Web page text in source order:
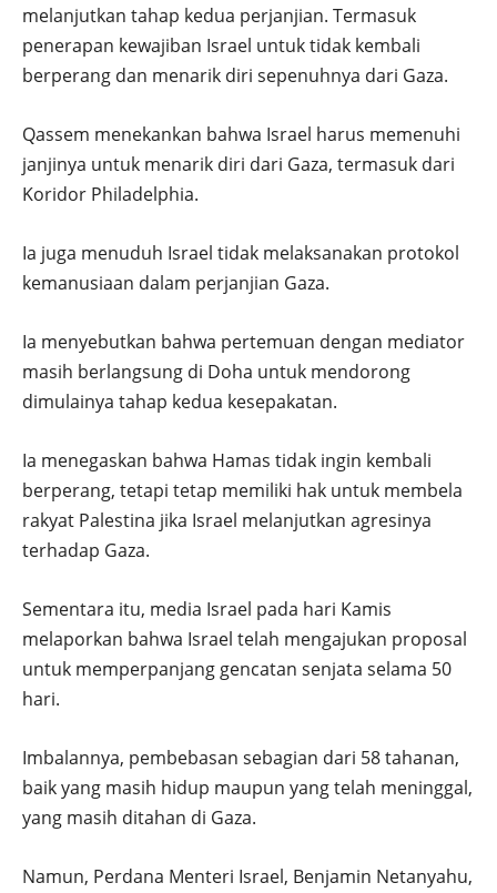
melanjutkan tahap kedua perjanjian. Termasuk
penerapan kewajiban Israel untuk tidak kembali
berperang dan menarik diri sepenuhnya dari Gaza.
Qassem menekankan bahwa Israel harus memenuhi
janjinya untuk menarik diri dari Gaza, termasuk dari
Koridor Philadelphia.
Ia juga menuduh Israel tidak melaksanakan protokol
kemanusiaan dalam perjanjian Gaza.
Ia menyebutkan bahwa pertemuan dengan mediator
masih berlangsung di Doha untuk mendorong
dimulainya tahap kedua kesepakatan.
Ia menegaskan bahwa Hamas tidak ingin kembali
berperang, tetapi tetap memiliki hak untuk membela
rakyat Palestina jika Israel melanjutkan agresinya
terhadap Gaza.
Sementara itu, media Israel pada hari Kamis
melaporkan bahwa Israel telah mengajukan proposal
untuk memperpanjang gencatan senjata selama 50
hari.
Imbalannya, pembebasan sebagian dari 58 tahanan,
baik yang masih hidup maupun yang telah meninggal,
yang masih ditahan di Gaza.
Namun, Perdana Menteri Israel, Benjamin Netanyahu,